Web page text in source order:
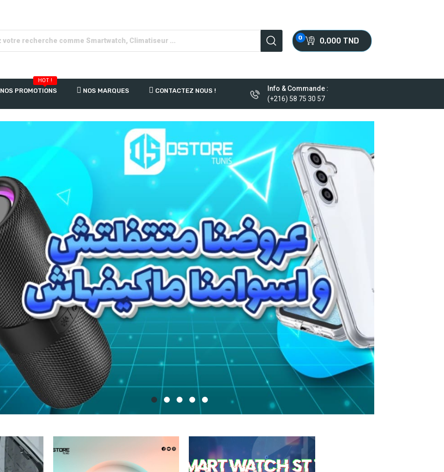
0,000 TND
0
NOS PROMOTIONS
HOT !
NOS MARQUES CONTACTEZ NOUS !
Info & Commande :
(+216) 58 75 30 57
EXCELENTE QUALITÉ
DE SON
Les Meilleurs EARPHONES
du Marché !
DÉCOUVRIR
thabat
VOIR PLUS
VOTRE CHOIX